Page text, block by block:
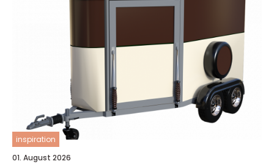
inspiration
01. August 2026